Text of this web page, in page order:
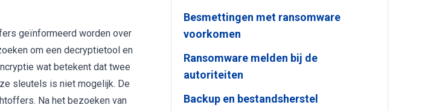
geïnformeerd worden over
om een decryptietool en
wat betekent dat twee
sleutels is niet mogelijk. De
Na het bezoeken van
Besmettingen met ransomware
voorkomen
Ransomware melden bij de
autoriteiten
Backup en bestandsherstel